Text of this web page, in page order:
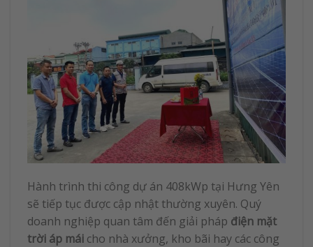
Hành trình thi công dự án 408kWp tại Hưng Yên
sẽ tiếp tục được cập nhật thường xuyên. Quý
doanh nghiệp quan tâm đến giải pháp điện mặt
trời áp mái cho nhà xưởng, kho bãi hay các công